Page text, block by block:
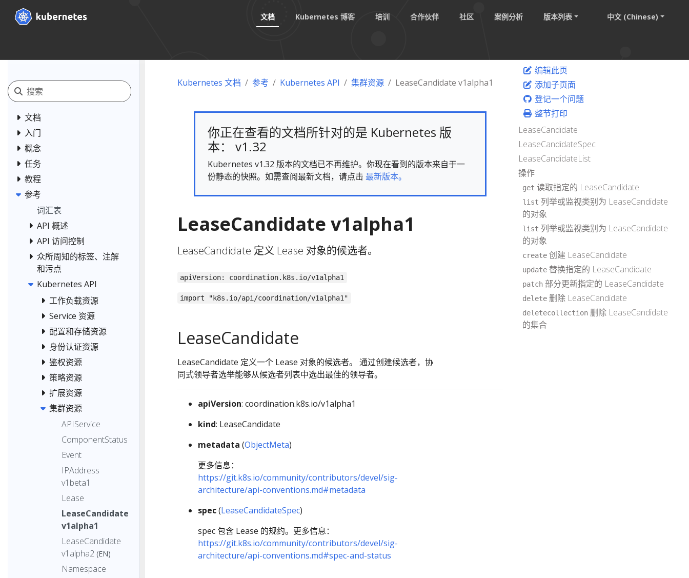
文档 Kubernetes 博客 培训 合作伙伴 社区 案例分析 版本列表 中文 (Chinese)
文档
入门
概念
任务
教程
参考
词汇表
API 概述
API 访问控制
众所周知的标签、注解
和污点
Kubernetes API
工作负载资源
Service 资源
配置和存储资源
身份认证资源
鉴权资源
策略资源
扩展资源
集群资源
APIService
ComponentStatus
Event
IPAddress
v1beta1
Lease
LeaseCandidate
v1alpha1
LeaseCandidate
v1alpha2 (EN)
Namespace
Kubernetes 文档 参考 Kubernetes API 集群资源 LeaseCandidate v1alpha1
你正在查看的文档所针对的是 Kubernetes 版
本： v1.32
Kubernetes v1.32 版本的文档已不再维护。你现在看到的版本来自于一
份静态的快照。如需查阅最新文档，请点击 最新版本。
LeaseCandidate v1alpha1
LeaseCandidate 定义 Lease 对象的候选者。
apiVersion: coordination.k8s.io/v1alpha1
import "k8s.io/api/coordination/v1alpha1"
LeaseCandidate
LeaseCandidate 定义一个 Lease 对象的候选者。 通过创建候选者，协
同式领导者选举能够从候选者列表中选出最佳的领导者。
apiVersion: coordination.k8s.io/v1alpha1
kind: LeaseCandidate
metadata (ObjectMeta)
更多信息：
https://git.k8s.io/community/contributors/devel/sig-
architecture/api-conventions.md#metadata
spec(LeaseCandidateSpec)
spec 包含 Lease 的规约。更多信息：
https://git.k8s.io/community/contributors/devel/sig-
architecture/api-conventions.md#spec-and-status
编辑此页
添加子页面
登记一个问题
整节打印
LeaseCandidate
LeaseCandidateSpec
LeaseCandidateList
操作
get 读取指定的 LeaseCandidate
list 列举或监视类别为 LeaseCandidate
的对象
list 列举或监视类别为 LeaseCandidate
的对象
create 创建 LeaseCandidate
update 替换指定的 LeaseCandidate
patch 部分更新指定的 LeaseCandidate
delete 删除 LeaseCandidate
deletecollection 删除 LeaseCandidate
的集合